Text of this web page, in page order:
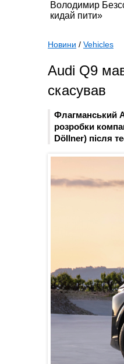
Новини / Vehicles
Audi Q9
скасував
Флагманський
розробки
Döllner) після